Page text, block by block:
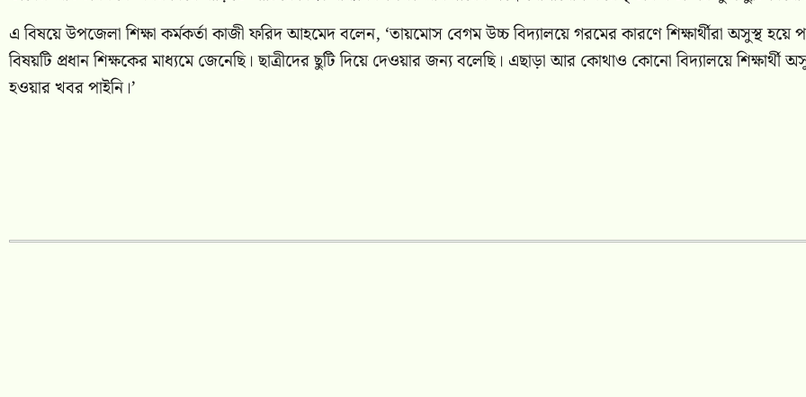
এ বিষয়ে উপজেলা শিক্ষা কর্মকর্তা কাজী ফরিদ আহমেদ বলেন, ‘তায়মোস বেগম উচ্চ বিদ্যালয়ে গরমের কারণে শিক্ষার্থীরা অসুস্থ হয়ে
বিষয়টি প্রধান শিক্ষকের মাধ্যমে জেনেছি। ছাত্রীদের ছুটি দিয়ে দেওয়ার জন্য বলেছি। এছাড়া আর কোথাও কোনো বিদ্যালয়ে শিক্ষার্থী
হওয়ার খবর পাইনি।’